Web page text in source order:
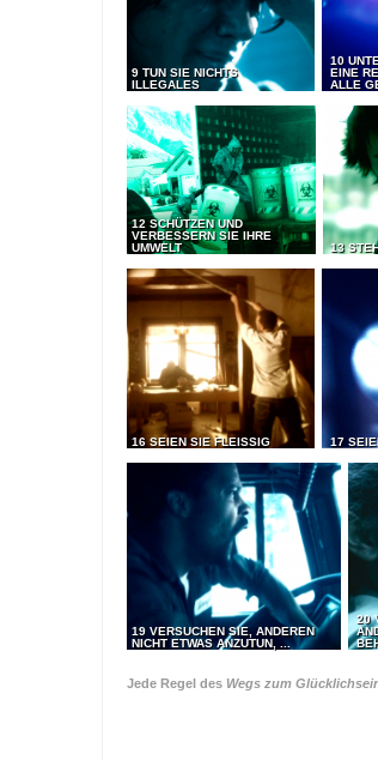
9 TUN SIE NICHTS
ILLEGALES
10
EINE
ALLE
12 SCHÜTZEN UND
VERBESSERN SIE IHRE
UMWELT
13
16 SEIEN SIE FLEISSIG 17
19 VERSUCHEN SIE, ANDEREN
NICHT ETWAS ANZUTUN, ...
20
Jede Regel des Wegs zum